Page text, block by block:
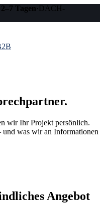
2–7 Tagen· DACH-
wir Ihr Projekt persönlich.
was wir an Informationen
Angebot